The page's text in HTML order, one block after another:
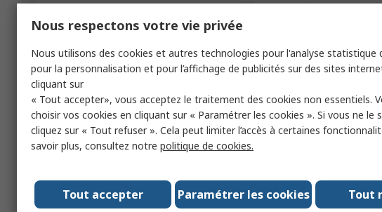
En stock
Limitor Thermal Fuse
N° de stock RS
176-9160
Référence fabricant
P82 100 05100
Sous-total (1 unité)
5,61 € (TVA exclue)
En stock
Limitor Thermal Fuse
Sous-total (1 unité)
6,75 € (TVA exclue)
Nous respectons votre vie privée
Nous utilisons des cookies et autres technologies pour l'analyse statistique
pour la personnalisation et pour l’affichage de publicités sur des sites
cliquant sur
« Tout accepter», vous acceptez le traitement des cookies non essentiels.
choisir vos cookies en cliquant sur « Paramétrer les cookies ». Si vous ne le
cliquez sur « Tout refuser ». Cela peut limiter l’accès à certaines
savoir plus, consultez notre politique de cookies.
Tout accepter Paramétrer les cookies Tout